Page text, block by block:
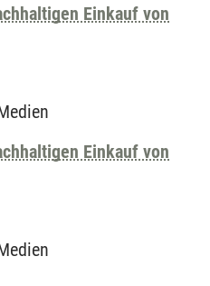
Einkauf von
Einkauf von